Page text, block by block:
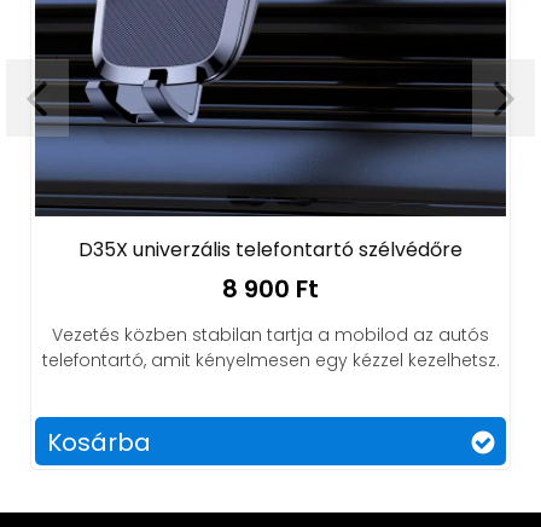
D35X univerzális telefontartó szélvédőre
8 900 Ft
Vezetés közben stabilan tartja a mobilod az autós
telefontartó, amit kényelmesen egy kézzel kezelhetsz.
Kosárba